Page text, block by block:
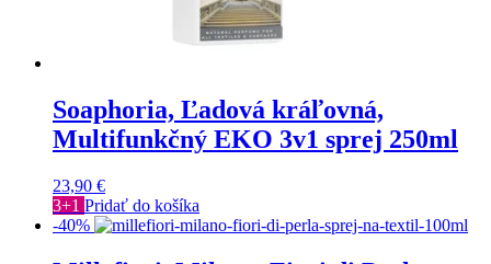
Soaphoria, Ľadová kráľovná,
Multifunkčný EKO 3v1 sprej 250ml
23,90 €
3+1 Pridať do košíka
-40%